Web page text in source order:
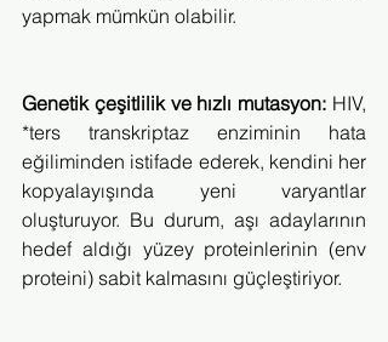
yapmak mümkün olabilir.
Genetik çeşitlilik ve hızlı mutasyon: HIV,
*ters transkriptaz enziminin hata
eğiliminden istifade ederek, kendini her
kopyalayışında yeni varyantlar
oluşturuyor. Bu durum, aşı adaylarının
hedef aldığı yüzey proteinlerinin (env
proteini) sabit kalmasını güçleştiriyor.